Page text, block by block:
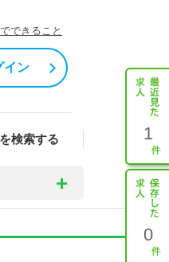
できること
イン
検索する 1
0